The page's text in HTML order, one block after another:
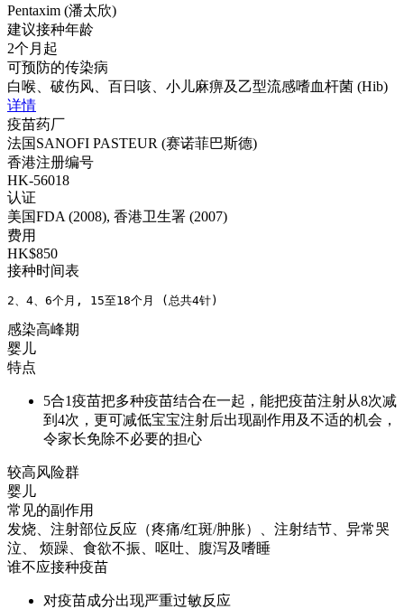
Pentaxim (潘太欣)
建议接种年龄
2个月起
可预防的传染病
白喉、破伤风、百日咳、小儿麻痹及乙型流感嗜血杆菌 (Hib)
详情
疫苗药厂
法国SANOFI PASTEUR (赛诺菲巴斯德)
香港注册编号
HK-56018
认证
美国FDA (2008), 香港卫生署 (2007)
费用
HK$850
接种时间表
2、4、6个月, 15至18个月 (总共4针)
感染高峰期
婴儿
特点
5合1疫苗把多种疫苗结合在一起，能把疫苗注射从8次减
到4次，更可减低宝宝注射后出现副作用及不适的机会，
令家长免除不必要的担心
较高风险群
婴儿
常见的副作用
发烧、注射部位反应（疼痛/红斑/肿胀）、注射结节、异常哭
泣、 烦躁、食欲不振、呕吐、腹泻及嗜睡
谁不应接种疫苗
对疫苗成分出现严重过敏反应